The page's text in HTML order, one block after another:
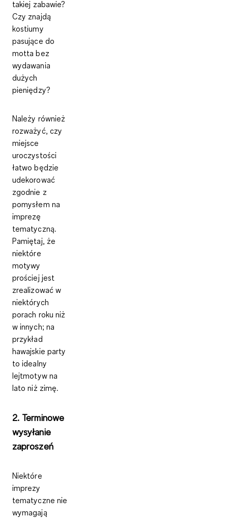
takiej zabawie?
Czy znajdą
kostiumy
pasujące do
motta bez
wydawania
dużych
pieniędzy?
Należy również
rozważyć, czy
miejsce
uroczystości
łatwo będzie
udekorować
zgodnie z
pomysłem na
imprezę
tematyczną.
Pamiętaj, że
niektóre
motywy
prościej jest
zrealizować w
niektórych
porach roku niż
w innych; na
przykład
hawajskie party
to idealny
lejtmotyw na
lato niż zimę.
2. Terminowe
wysyłanie
zaproszeń
Niektóre
imprezy
tematyczne nie
wymagają